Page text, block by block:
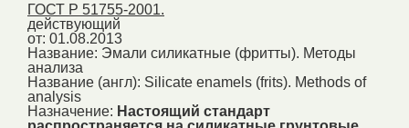
ГОСТ Р 51755-2001.
действующий
от: 01.08.2013
Название: Эмали силикатные (фритты). Методы
анализа
Название (англ): Silicate enamels (frits). Methods of
analysis
Назначение: Настоящий стандарт